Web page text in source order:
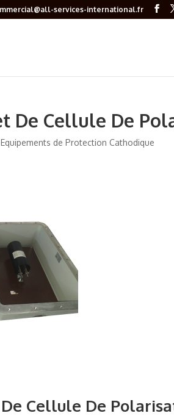
services-international.fr
De Cellule De
Equipements de Protection Cathodique
Cellule De